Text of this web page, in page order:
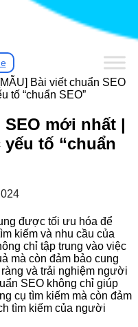
Bài viết chuẩn SEO
tố “chuẩn SEO”
mới nhất |
tố “chuẩn
được tối ưu hóa để
kiếm và nhu cầu của
chỉ tập trung vào việc
mà còn đảm bảo cung
và trải nghiệm người
SEO không chỉ giúp
cụ tìm kiếm mà còn đảm
tìm kiếm của người